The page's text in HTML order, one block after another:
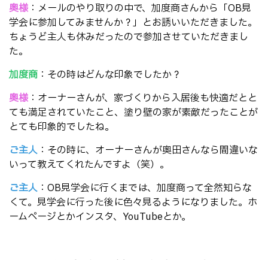
奥様 ：メールのやり取りの中で、加度商さんから「OB見
学会に参加してみませんか？」とお誘いいただきました。
ちょうど主人も休みだったので参加させていただきまし
た。
加度商 ：その時はどんな印象でしたか？
奥様 ：オーナーさんが、家づくりから入居後も快適だとと
ても満足されていたこと、塗り壁の家が素敵だったことが
とても印象的でしたね。
ご主人 ：その時に、オーナーさんが奥田さんなら間違いな
いって教えてくれたんですよ（笑）。
ご主人 ：OB見学会に行くまでは、加度商って全然知らな
くて。見学会に行った後に色々見るようになりました。ホ
ームページとかインスタ、YouTubeとか。